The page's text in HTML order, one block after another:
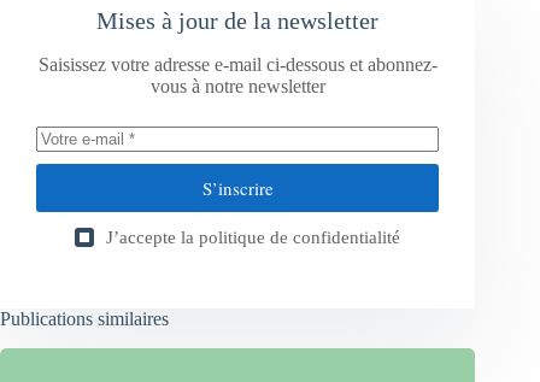
Mises à jour de la newsletter
Saisissez votre adresse e-mail ci-dessous et abonnez-
vous à notre newsletter
S’inscrire
J’accepte la politique de confidentialité
Publications similaires